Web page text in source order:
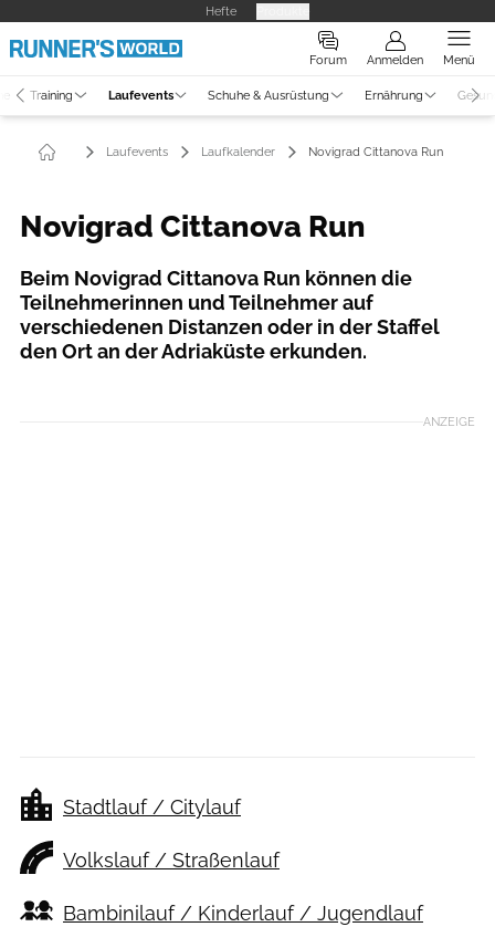
Hefte
Forum Anmelden Menü
Training Laufevents Schuhe & Ausrüstung Ernährung
Laufevents Laufkalender Novigrad Cittanova Run
Novigrad Cittanova Run
Beim Novigrad Cittanova Run können die
Teilnehmerinnen und Teilnehmer auf
verschiedenen Distanzen oder in der Staffel
den Ort an der Adriaküste erkunden.
ANZEIGE
Stadtlauf / Citylauf
Volkslauf / Straßenlauf
Bambinilauf / Kinderlauf / Jugendlauf